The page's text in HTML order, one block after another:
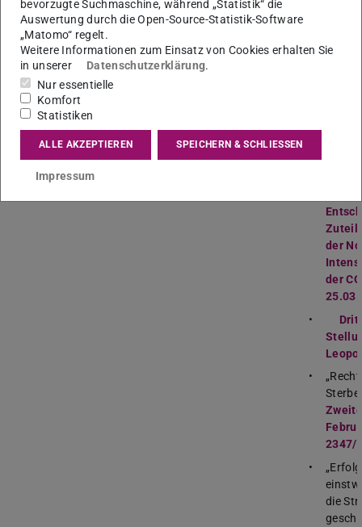
der
der
2347/
die
bevorzugte Suchmaschine, während „Statistik“ die
Auswertung durch die Open-Source-Statistik-Software
„Matomo“ regelt.
Weitere Informationen zum Einsatz von Cookies erhalten Sie
in unserer
Datenschutzerklärung.
Nur essentielle
Komfort
Statistiken
ALLE AKZEPTIEREN SPEICHERN & SCHLIESSEN
Impressum